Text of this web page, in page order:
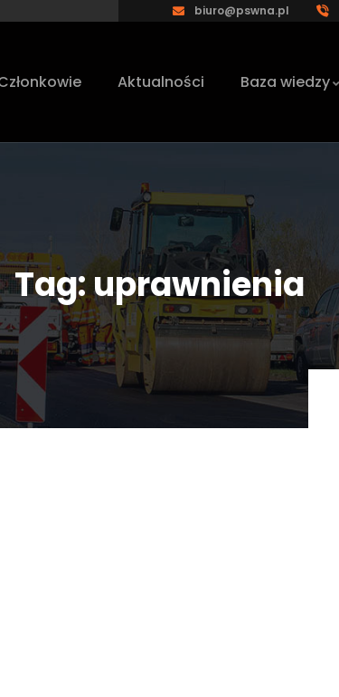
biuro@pswna.pl
Aktualności Baza wiedzy
Tag:uprawnienia